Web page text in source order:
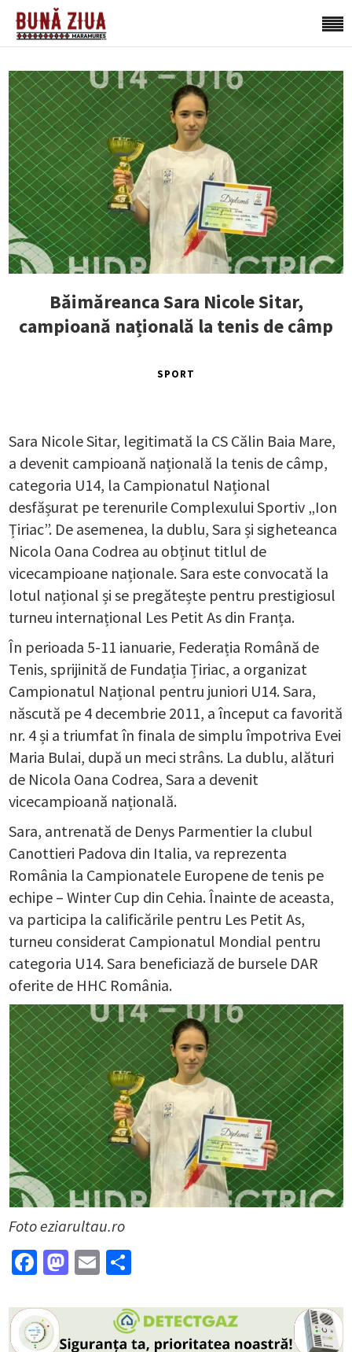
Băimăreanca Sara Nicole Sitar,
campioană națională la tenis de câmp
SPORT
Sara Nicole Sitar, legitimată la CS Călin Baia Mare,
a devenit campioană națională la tenis de câmp,
categoria U14, la Campionatul Național
desfășurat pe terenurile Complexului Sportiv „Ion
Țiriac”. De asemenea, la dublu, Sara și sigheteanca
Nicola Oana Codrea au obținut titlul de
vicecampioane naționale. Sara este convocată la
lotul național și se pregătește pentru prestigiosul
turneu internațional Les Petit As din Franța.
În perioada 5-11 ianuarie, Federația Română de
Tenis, sprijinită de Fundația Țiriac, a organizat
Campionatul Național pentru juniori U14. Sara,
născută pe 4 decembrie 2011, a început ca favorită
nr. 4 și a triumfat în finala de simplu împotriva Evei
Maria Bulai, după un meci strâns. La dublu, alături
de Nicola Oana Codrea, Sara a devenit
vicecampioană națională.
Sara, antrenată de Denys Parmentier la clubul
Canottieri Padova din Italia, va reprezenta
România la Campionatele Europene de tenis pe
echipe – Winter Cup din Cehia. Înainte de aceasta,
va participa la calificările pentru Les Petit As,
turneu considerat Campionatul Mondial pentru
categoria U14. Sara beneficiază de bursele DAR
oferite de HHC România.
Foto eziarultau.ro
Facebook
Mastodon
Email